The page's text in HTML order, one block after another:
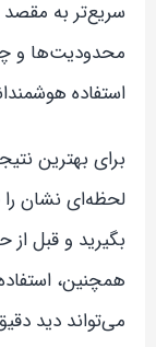
سریع‌تر به
محدودیت‌ها و
استفاده
برای بهترین
لحظه‌ای نشان را
بگیرید و قبل
همچنین،
می‌تواند دید